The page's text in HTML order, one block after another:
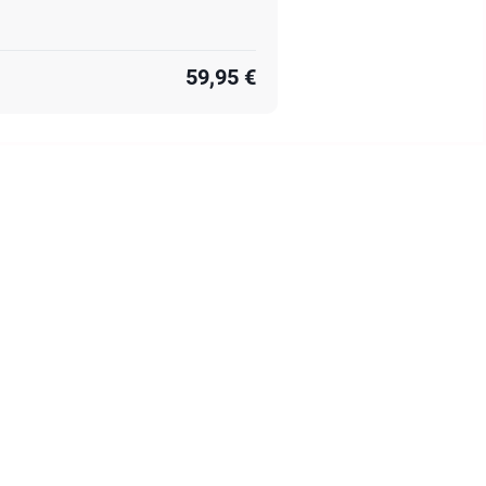
59,95 €